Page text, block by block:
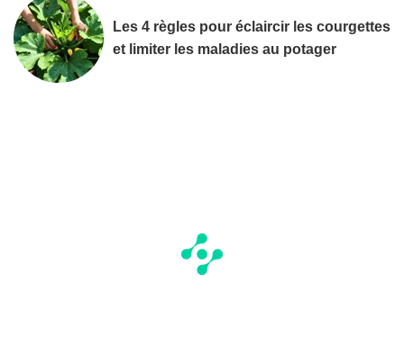
Les 4 règles pour éclaircir les courgettes
et limiter les maladies au potager